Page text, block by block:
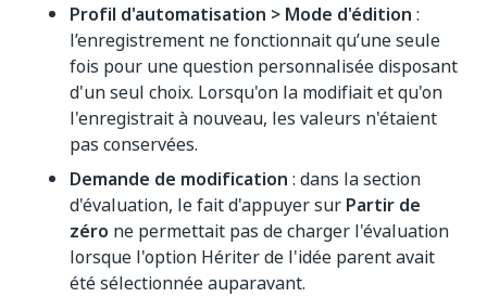
Profil d'automatisation > Mode d'édition :
l’enregistrement ne fonctionnait qu’une seule
fois pour une question personnalisée disposant
d'un seul choix. Lorsqu'on la modifiait et qu'on
l'enregistrait à nouveau, les valeurs n'étaient
pas conservées.
Demande de modification : dans la section
d'évaluation, le fait d'appuyer sur Partir de
zéro ne permettait pas de charger l'évaluation
lorsque l'option Hériter de l'idée parent avait
été sélectionnée auparavant.